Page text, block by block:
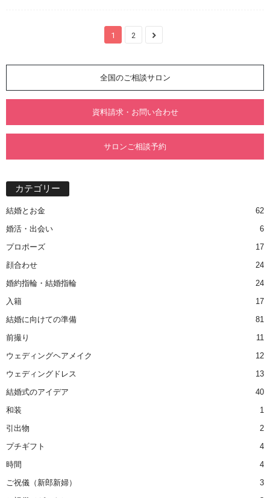
1 2
全国のご相談サロン
資料請求・お問い合わせ
サロンご相談予約
カテゴリー
結婚とお金
62
婚活・出会い
6
プロポーズ
17
顔合わせ
24
婚約指輪・結婚指輪
24
入籍
17
結婚に向けての準備
81
前撮り
11
ウェディングヘアメイク
12
ウェディングドレス
13
結婚式のアイデア
40
和装
1
引出物
2
プチギフト
4
時間
4
ご祝儀（新郎新婦）
3